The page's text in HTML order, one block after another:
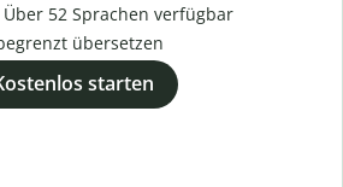
Über 52 Sprachen verfügbar
übersetzen
starten